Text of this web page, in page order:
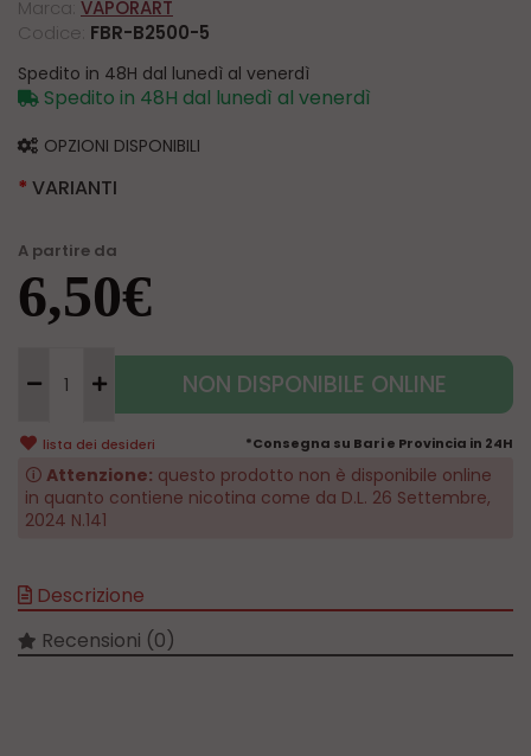
Marca: VAPORART
Codice: FBR-B2500-5
Spedito in 48H dal lunedì al venerdì
Spedito in 48H dal lunedì al venerdì
OPZIONI DISPONIBILI
VARIANTI
A partire da
6,50€
NON DISPONIBILE ONLINE
lista dei desideri *Consegna su Bari e Provincia in 24H
🛈 Attenzione: questo prodotto non è disponibile online
in quanto contiene nicotina come da D.L. 26 Settembre,
2024 N.141
Descrizione
Recensioni (0)